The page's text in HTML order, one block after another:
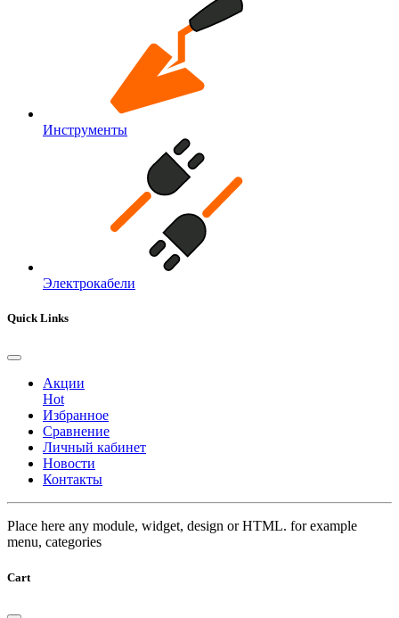
Инструменты
Электрокабели
Quick Links
Акции
Hot
Избранное
Сравнение
Личный кабинет
Новости
Контакты
Place here any module, widget, design or HTML. for example
menu, categories
Cart